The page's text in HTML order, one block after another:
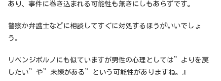
あり、事件に巻き込まれる可能性も無きにしもあらずです。
警察か弁護士などに相談してすぐに対処するほうがいいでしょ
う。
リベンジポルノにも似ていますが男性の心理としては”よりを戻
したい”や”未練がある”という可能性がありますね。』